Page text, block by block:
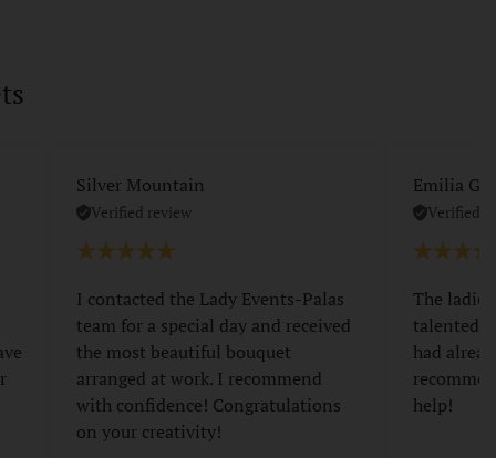
Silver Mountain
Verified review
I contacted the Lady Events-Palas
team for a special day and received
the most beautiful bouquet
arranged at work. I recommend
with confidence! Congratulations
on your creativity!
Emilia
Verified
The
talented
had
help!